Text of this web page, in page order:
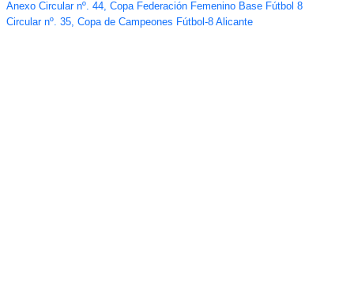
Anexo Circular nº. 44, Copa Federación Femenino Base Fútbol 8
Circular nº. 35, Copa de Campeones Fútbol-8 Alicante